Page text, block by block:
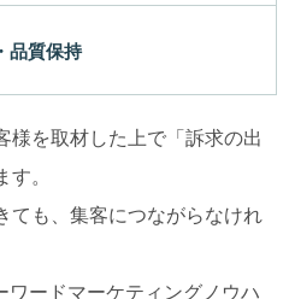
品質保持
様を取材した上で「訴求の出
。
ても、集客につながらなけれ
ワードマーケティングノウハ